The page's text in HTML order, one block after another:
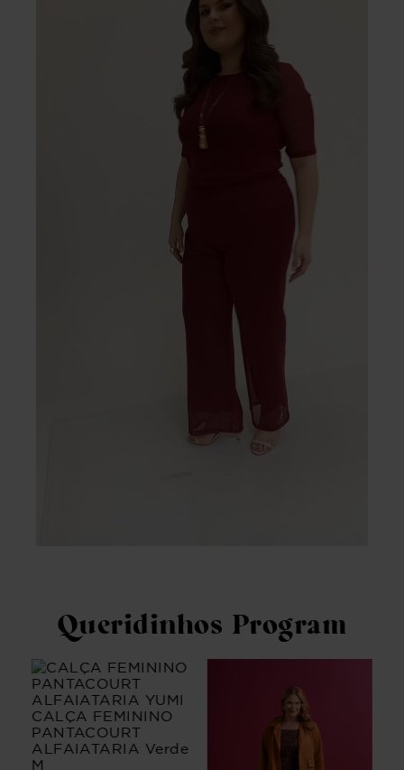
Queridinhos Program